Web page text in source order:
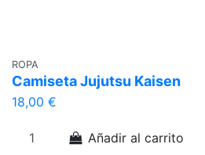
ROPA
Camiseta Jujutsu Kaisen
18,00 €
Añadir al carrito